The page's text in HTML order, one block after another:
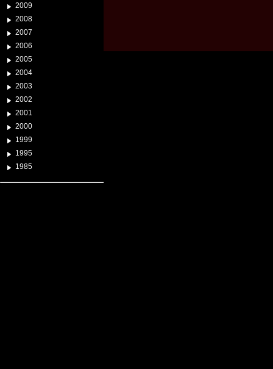
2009
2008
2007
2006
2005
2004
2003
2002
2001
2000
1999
1995
1985